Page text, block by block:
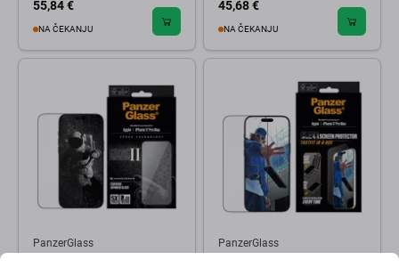
55,84 €
NA ČEKANJU
45,68 €
NA ČEKANJU
PanzerGlass
PanzerGlass